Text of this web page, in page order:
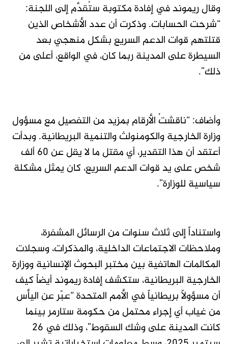
وقال ريموند في إفادة مكتوبة ستُقدَّم إلى اللجنة:
“شرحت الحسابات. وذكرت أن عدد الأشخاص الذين
قتلتهم قوات الدعم السريع بشكل منهجي بعد
السيطرة على المدينة ربما كان، في الواقع، أعلى من
ذلك”.
وأضاف: “ناقشتُ الأرقام بمزيد من التفصيل مع مسؤول
وزارة الخارجية والكومنولث والتنمية البريطانية. وبدأت
أعتقد أن هذا التقدير، أي مقتل ما لا يقل عن 60 ألف
شخص على يد قوات الدعم السريع، كان يمثل مشكلة
سياسية للوزارة”.
واستناداً إلى ثلاث سنوات من الرسائل المشفرة،
وملاحظات الاجتماعات الداخلية، والمذكرات، وسجلات
المكالمات الهاتفية بين مختبر البحوث الإنسانية ووزارة
الخارجية البريطانية، ستكشف إفادة ريموند أيضاً كيف
أن مسؤولاً بريطانياً في الأمم المتحدة “عبّر عن اليأس
من غياب أي إجراء محتمل من حكومة ستارمر بينما
كانت المدينة على وشك السقوط”، وذلك في 26